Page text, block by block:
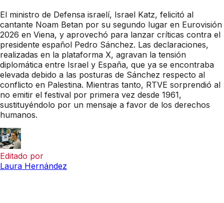
El ministro de Defensa israelí, Israel Katz, felicitó al
cantante Noam Betan por su segundo lugar en Eurovisión
2026 en Viena, y aprovechó para lanzar críticas contra el
presidente español Pedro Sánchez. Las declaraciones,
realizadas en la plataforma X, agravan la tensión
diplomática entre Israel y España, que ya se encontraba
elevada debido a las posturas de Sánchez respecto al
conflicto en Palestina. Mientras tanto, RTVE sorprendió al
no emitir el festival por primera vez desde 1961,
sustituyéndolo por un mensaje a favor de los derechos
humanos.
Editado por
Laura Hernández